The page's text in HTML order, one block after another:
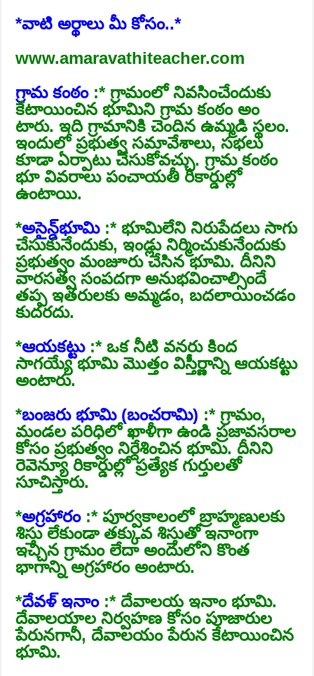
*వాటి అర్థాలు మీ కోసం..*
www.amaravathiteacher.com
గ్రామ కంఠం:* గ్రామంలో నివసించేందుకు
కేటాయించిన భూమిని గ్రామ కంఠం అం
టారు. ఇది గ్రామానికి చెందిన ఉమ్మడి స్థలం.
ఇందులో ప్రభుత్వ సమావేశాలు, సభలు
కూడా ఏర్పాటు చేసుకోవచ్చు. గ్రామ కంఠం
భూ వివరాలు పంచాయతీ రికార్డుల్లో
ఉంటాయి.
*అసైన్డ్‌భూమి:* భూమిలేని నిరుపేదలు సాగు
చేసుకునేందుకు, ఇండ్లు నిర్మించుకునేందుకు
ప్రభుత్వం మంజూరు చేసిన భూమి. దీనిని
వారసత్వ సంపదగా అనుభవించాల్సిందే
తప్ప ఇతరులకు అమ్మడం, బదలాయించడం
కుదరదు.
*ఆయకట్టు:* ఒక నీటి వనరు కింద
సాగయ్యే భూమి మొత్తం విస్తీర్ణాన్ని ఆయకట్టు
అంటారు.
*బంజరు భూమి (బంచరామి) :* గ్రామం,
మండల పరిధిలో ఖాళీగా ఉండి ప్రజావసరాల
కోసం ప్రభుత్వం నిర్దేశించిన భూమి. దీనిని
రెవెన్యూ రికార్డుల్లో ప్రత్యేక గుర్తులతో
సూచిస్తారు.
*అగ్రహారం:* పూర్వకాలంలో బ్రాహ్మణులకు
శిస్తు లేకుండా తక్కువ శిస్తుతో ఇనాంగా
ఇచ్చిన గ్రామం లేదా అందులోని కొంత
భాగాన్ని అగ్రహారం అంటారు.
*దేవళ్‌ ఇనాం:* దేవాలయ ఇనాం భూమి.
దేవాలయాల నిర్వహణ కోసం పూజారుల
పేరునగానీ, దేవాలయం పేరున కేటాయించిన
భూమి.